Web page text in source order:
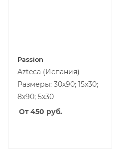
Passion
Azteca (Испания)
Размеры: 30х90; 15x30;
8x90; 5x30
От 450 руб.